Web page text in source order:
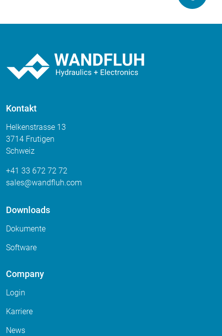
Kontakt
Helkenstrasse 13
3714 Frutigen
Schweiz
+41 33 672 72 72
sales
wandfluh com
Downloads
Dokumente
Software
Company
Login
Karriere
News